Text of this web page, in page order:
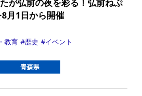
月1日から開催
教育 歴史
イベント
青森県